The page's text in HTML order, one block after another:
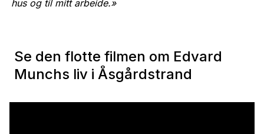
hus og til mitt arbeide.»
Se den flotte filmen om Edvard
Munchs liv i Åsgårdstrand